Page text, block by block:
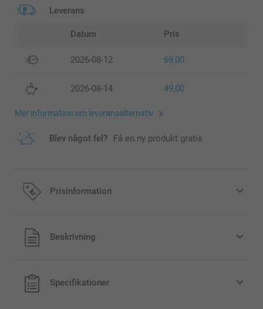
Leverans
Datum Pris
2026-08-12 69,00
2026-08-14 49,00
Mer information om leveransalternativ
Blev något fel? Få en ny produkt gratis
Prisinformation
Alla priser är i svenska kronor (SEK), inklusive moms och
exklusive porto.
Beskrivning
Specifikationer